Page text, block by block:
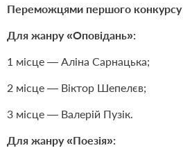
Переможцями першого конкурсу
Для жанру «Оповідань»:
1 місце — Аліна Сарнацька;
2 місце — Віктор Шепелєв;
3 місце — Валерій Пузік.
Для жанру «Поезія»: